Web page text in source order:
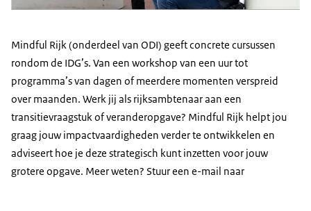
Mindful Rijk (onderdeel van ODI) geeft concrete cursussen
rondom de IDG’s. Van een workshop van een uur tot
programma’s van dagen of meerdere momenten verspreid
over maanden. Werk jij als rijksambtenaar aan een
transitievraagstuk of veranderopgave? Mindful Rijk helpt jou
graag jouw impactvaardigheden verder te ontwikkelen en
adviseert hoe je deze strategisch kunt inzetten voor jouw
grotere opgave. Meer weten? Stuur een e-mail naar